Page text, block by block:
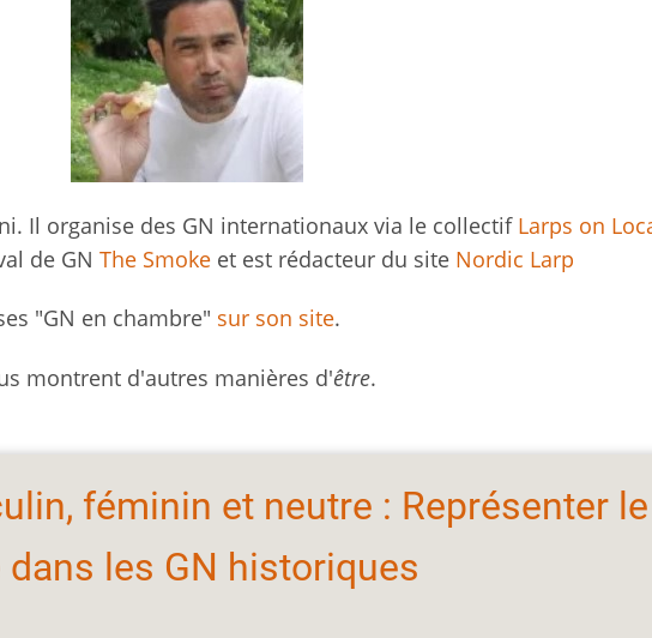
Il organise des GN internationaux via le collectif Larps on
de GN The Smoke et est rédacteur du site Nordic Larp
"GN en chambre" sur son site.
montrent d'autres manières d'être.
féminin et neutre : Représenter le
dans les GN historiques